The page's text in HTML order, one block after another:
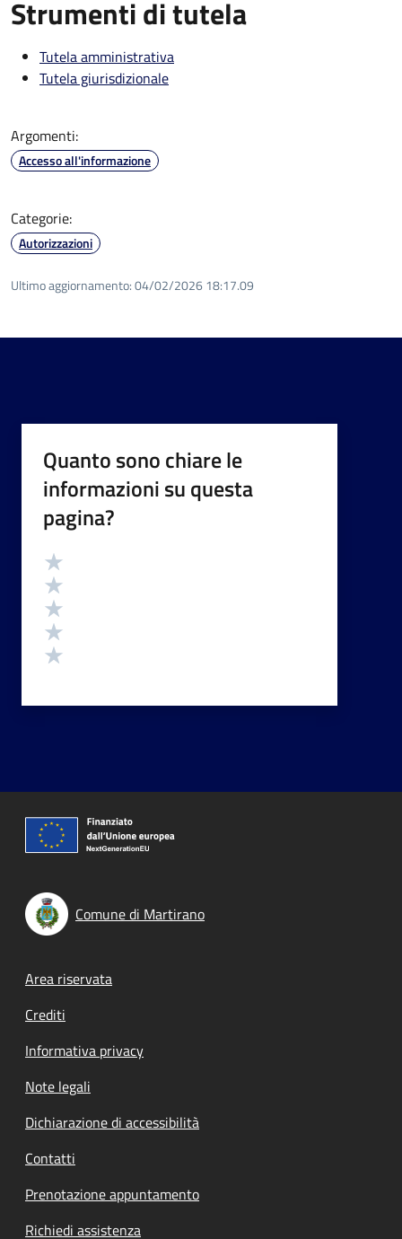
Strumenti di tutela
Tutela amministrativa
Tutela giurisdizionale
Argomenti:
Accesso all'informazione
Categorie:
Autorizzazioni
Ultimo aggiornamento:04/02/2026 18:17.09
Quanto sono chiare le
informazioni su questa
pagina?
Valutazione
Comune di Martirano
Footer menu
Area riservata
Crediti
Informativa privacy
Note legali
Dichiarazione di accessibilità
Contatti
Prenotazione appuntamento
Richiedi assistenza